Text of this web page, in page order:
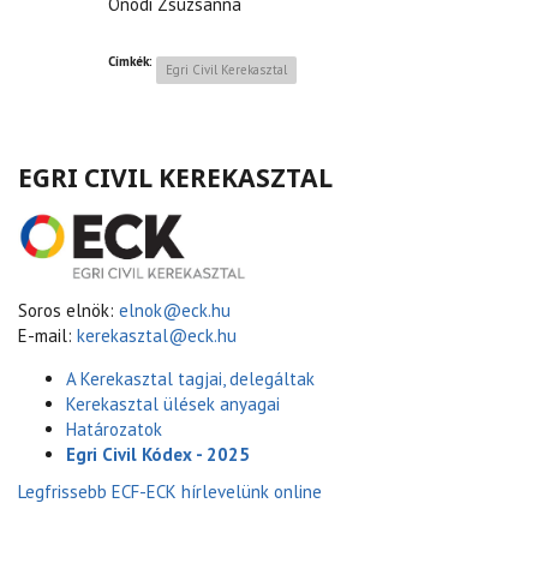
Címkék: Egri Civil Kerekasztal
EGRI CIVIL KEREKASZTAL
Soros elnök: elnok@eck.hu
E-mail: kerekasztal@eck.hu
A Kerekasztal tagjai, delegáltak
Kerekasztal ülések anyagai
Határozatok
Egri Civil Kódex - 2025
Legfrissebb ECF-ECK hírlevelünk online